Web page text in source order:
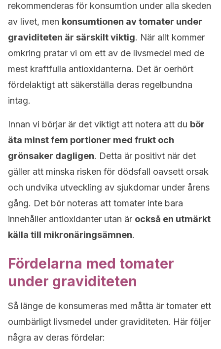
rekommenderas för konsumtion under alla skeden
av livet, men konsumtionen av tomater under
graviditeten är särskilt viktig. När allt kommer
omkring pratar vi om ett av de livsmedel med de
mest kraftfulla antioxidanterna. Det är oerhört
fördelaktigt att säkerställa deras regelbundna
intag.
Innan vi börjar är det viktigt att notera att du bör
äta minst fem portioner med frukt och
grönsaker dagligen. Detta är positivt när det
gäller att minska risken för dödsfall oavsett orsak
och undvika utveckling av sjukdomar under årens
gång. Det bör noteras att tomater inte bara
innehåller antioxidanter utan är också en utmärkt
källa till mikronäringsämnen.
Fördelarna med tomater
under graviditeten
Så länge de konsumeras med måtta är tomater ett
oumbärligt livsmedel under graviditeten. Här följer
några av deras fördelar: